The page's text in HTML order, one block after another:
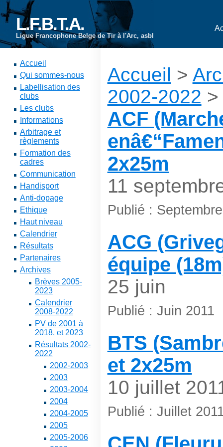
L.F.B.T.A.
Ligue Francophone Belge de Tir à l'Arc, asbl
Accueil
Qui sommes-nous
Labellisation des
clubs
Les clubs
Informations
Arbitrage et
règlements
Formation des
cadres
Communication
Handisport
Anti-dopage
Ethique
Haut niveau
Calendrier
Résultats
Partenaires
Archives
Brèves 2005-
2023
Calendrier
2008-2022
PV de 2001 à
2018, et 2023
Résultats 2002-
2022
2002-2003
2003
2003-2004
2004
2004-2005
2005
2005-2006
Accueil >
2002-2022
ACF
2x25m
11
Publié :
ACG
équipe
25 juin
Publié : Juin 2011
BTS
et 2x25m
10 juillet
Publié : Juillet